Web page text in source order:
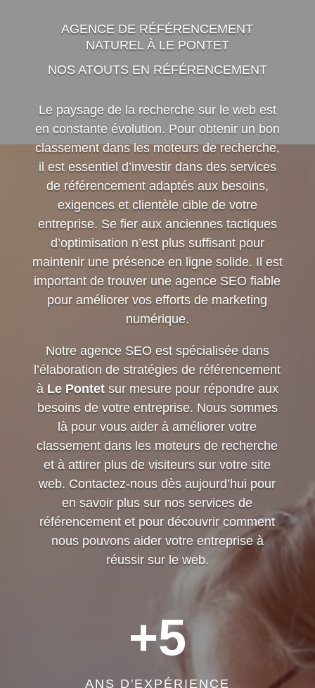
AGENCE DE RÉFÉRENCEMENT
NATUREL À LE PONTET
NOS ATOUTS EN RÉFÉRENCEMENT
Le paysage de la recherche sur le web est
en constante évolution. Pour obtenir un bon
classement dans les moteurs de recherche,
il est essentiel d’investir dans des services
de référencement adaptés aux besoins,
exigences et clientèle cible de votre
entreprise. Se fier aux anciennes tactiques
d’optimisation n’est plus suffisant pour
maintenir une présence en ligne solide. Il est
important de trouver une agence SEO fiable
pour améliorer vos efforts de marketing
numérique.
Notre agence SEO est spécialisée dans
l’élaboration de stratégies de référencement
à Le Pontetsur mesure pour répondre aux
besoins de votre entreprise. Nous sommes
là pour vous aider à améliorer votre
classement dans les moteurs de recherche
et à attirer plus de visiteurs sur votre site
web. Contactez-nous dès aujourd’hui pour
en savoir plus sur nos services de
référencement et pour découvrir comment
nous pouvons aider votre entreprise à
réussir sur le web.
+5
ANS D'EXPÉRIENCE